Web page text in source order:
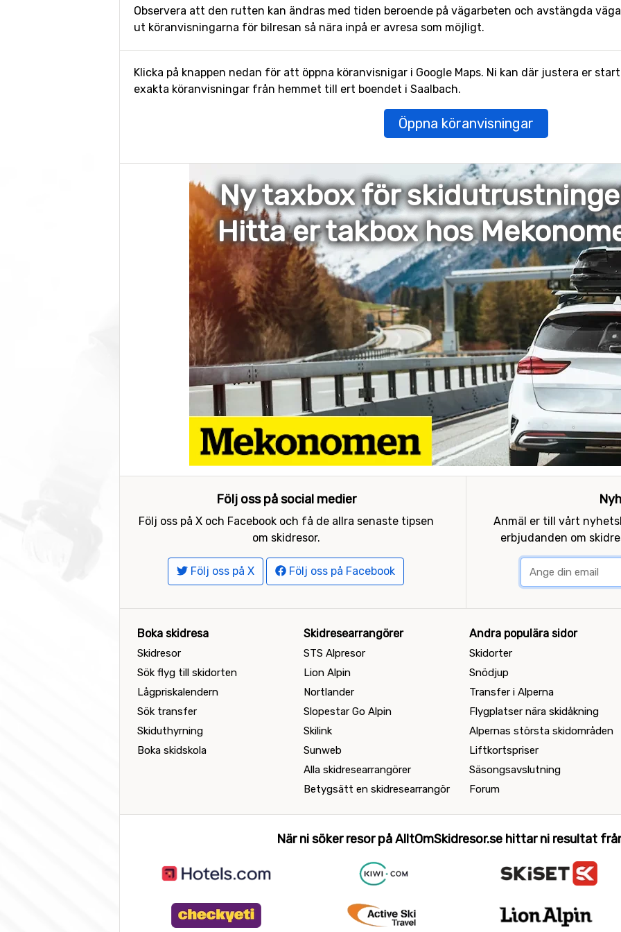
Observera att den rutten kan ändras med tiden beroende på vägarbeten och avstängda
ut köranvisningarna för bilresan så nära inpå er avresa som möjligt.
Klicka på knappen nedan för att öppna köranvisnigar i Google Maps. Ni kan där justera er
exakta köranvisningar från hemmet till ert boendet i Saalbach.
Öppna köranvisningar
Ny taxbox för
Hitta er takbox hos
Följ oss på social medier
Följ oss på X och Facebook och få de allra senaste tipsen
om skidresor.
Följ oss på X Följ oss på Facebook
Anmäl er till vårt
erbjudanden om
Boka skidresa
Skidresor
Sök flyg till skidorten
Lågpriskalendern
Sök transfer
Skiduthyrning
Boka skidskola
Skidresearrangörer
STS Alpresor
Lion Alpin
Nortlander
Slopestar Go Alpin
Skilink
Sunweb
Alla skidresearrangörer
Betygsätt en skidresearrangör
Andra populära sidor
Skidorter
Snödjup
Transfer i Alperna
Flygplatser nära skidåkning
Alpernas största skidområden
Liftkortspriser
Säsongsavslutning
Forum
När ni söker resor på AlltOmSkidresor.se hittar ni resultat